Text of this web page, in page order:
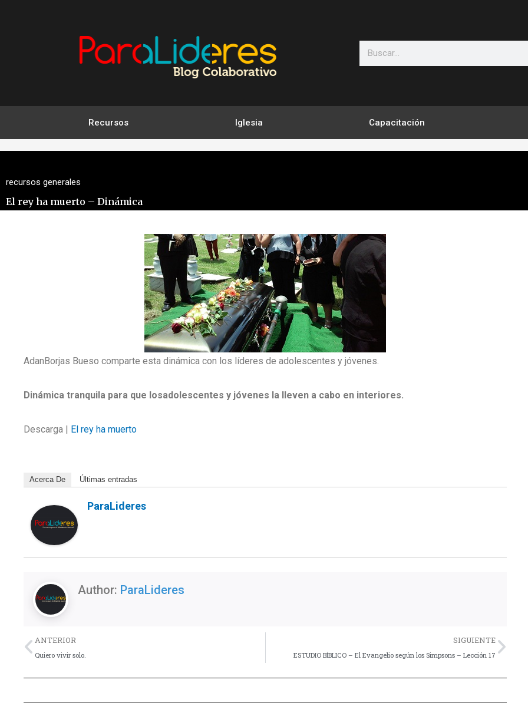
Search
Recursos Iglesia Capacitación
recursos generales
El rey ha muerto – Dinámica
AdanBorjas Bueso comparte esta dinámica con los líderes de adolescentes y jóvenes.
Dinámica tranquila para que losadolescentes y jóvenes la lleven a cabo en interiores.
Descarga | El rey ha muerto
Acerca De Últimas entradas
ParaLideres
Author: ParaLideres
Previo
ANTERIOR
Quiero vivir solo.
SIGUIENTE
ESTUDIO BÍBLICO – El Evangelio según los Simpsons – Lección 17